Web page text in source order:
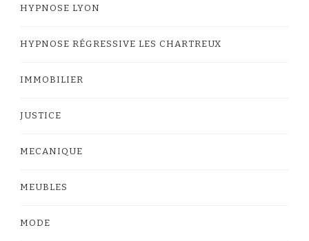
HYPNOSE LYON
HYPNOSE RÉGRESSIVE LES CHARTREUX
IMMOBILIER
JUSTICE
MECANIQUE
MEUBLES
MODE